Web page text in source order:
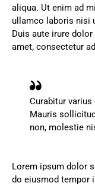
aliqua. Ut enim ad
ullamco laboris nisi
Duis aute irure
amet, consectetur
Curabitur
Mauris
non, molestie
Lorem ipsum dolor
do eiusmod tempor